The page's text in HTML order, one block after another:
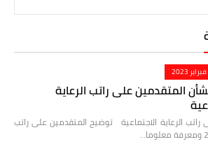
المتقدمين على راتب الرعاية
الرعاية الاجتماعية توضيح المتقدمين على راتب